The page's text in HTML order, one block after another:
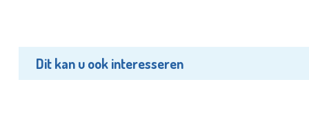
Dit kan u ook interesseren